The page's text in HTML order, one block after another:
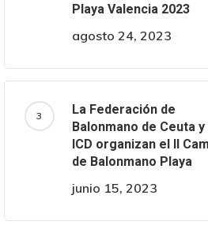
Playa Valencia 2023
agosto 24, 2023
La Federación de
Balonmano de Ceuta y
ICD organizan el II
de Balonmano Playa
junio 15, 2023